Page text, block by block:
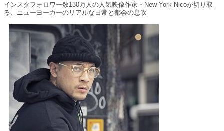
インスタフォロワー数130万人の人気映像作家・New York Nicoが切り取
る、ニューヨーカーのリアルな日常と都会の息吹